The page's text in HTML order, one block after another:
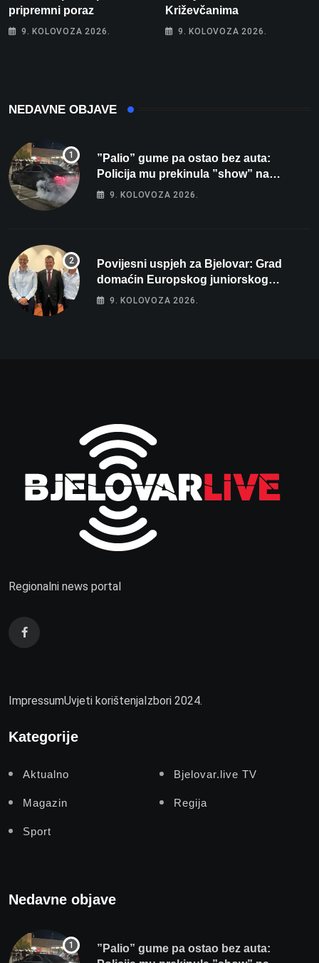
pripremni poraz
9. KOLOVOZA 2026.
Križevčanima
9. KOLOVOZA 2026.
NEDAVNE OBJAVE
”Palio” gume pa ostao bez auta:
Policija mu prekinula ”show” na
parkingu u Bjelovaru
9. KOLOVOZA 2026.
Povijesni uspjeh za Bjelovar: Grad
domaćin Europskog juniorskog
prvenstva u plivanju 2027!
9. KOLOVOZA 2026.
Regionalni news portal
ImpressumUvjeti korištenjaIzbori 2024.
Kategorije
Aktualno Bjelovar.live TV
Magazin Regija
Sport
Nedavne objave
”Palio” gume pa ostao bez auta: